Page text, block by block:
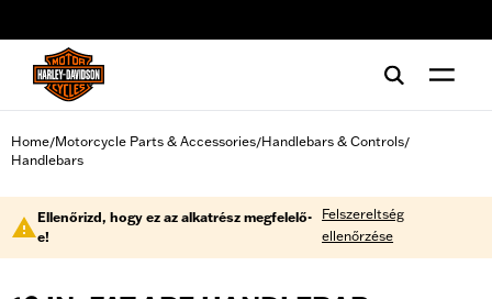
Home/Motorcycle Parts & Accessories/Handlebars & Controls/
Handlebars
Ellenőrizd, hogy ez az alkatrész megfelelő-
e!
Felszereltség
ellenőrzése